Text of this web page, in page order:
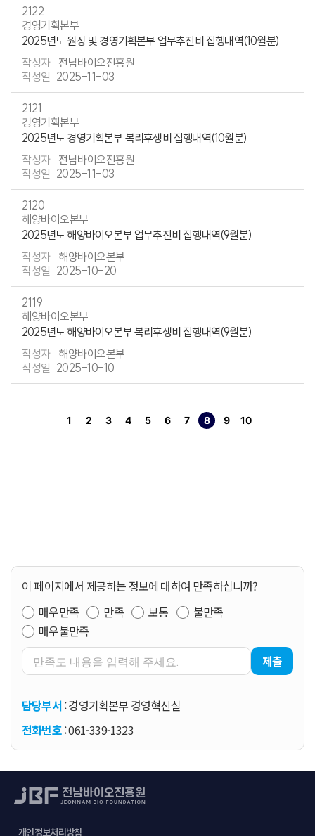
2122
경영기획본부
2025년도 원장 및 경영기획본부 업무추진비 집행내역(10월분)
전남바이오진흥원
2025-11-03
2121
경영기획본부
2025년도 경영기획본부 복리후생비 집행내역(10월분)
전남바이오진흥원
2025-11-03
2120
해양바이오본부
2025년도 해양바이오본부 업무추진비 집행내역(9월분)
해양바이오본부
2025-10-20
2119
해양바이오본부
2025년도 해양바이오본부 복리후생비 집행내역(9월분)
해양바이오본부
2025-10-10
1
페이지
2
페이지
3
페이지
4
페이지
5
페이지
6
페이지
7
페이지열린
8
페이지
9
페이지
10
페이지
이 페이지에서 제공하는 정보에 대하여 만족하십니까?
매우만족
만족 보통
불만족
매우불만족
제출
담당부서: 경영기획본부 경영혁신실
전화번호: 061-339-1323
개인정보처리방침